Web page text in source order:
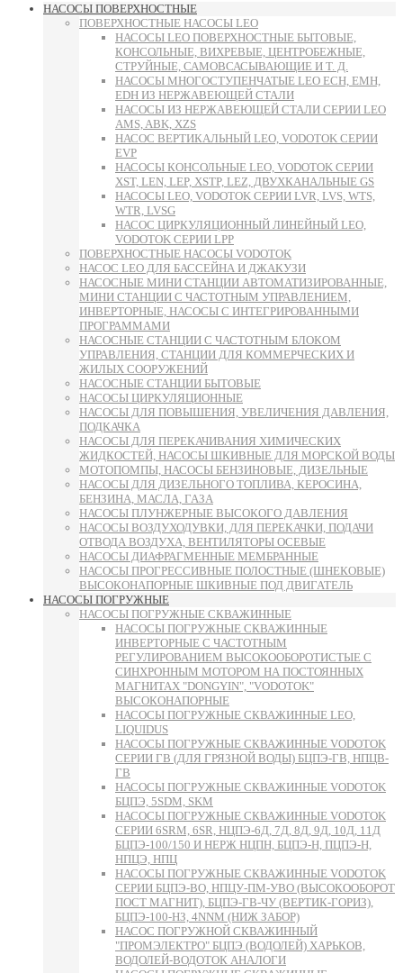
НАСОСЫ ПОВЕРХНОСТНЫЕ
ПОВЕРХНОСТНЫЕ НАСОСЫ LEO
НАСОСЫ LEO ПОВЕРХНОСТНЫЕ БЫТОВЫЕ,
КОНСОЛЬНЫЕ, ВИХРЕВЫЕ, ЦЕНТРОБЕЖНЫЕ,
СТРУЙНЫЕ, САМОВСАСЫВАЮЩИЕ И Т. Д.
НАСОСЫ МНОГОСТУПЕНЧАТЫЕ LEO ECH, EMH,
EDH ИЗ НЕРЖАВЕЮЩЕЙ СТАЛИ
НАСОСЫ ИЗ НЕРЖАВЕЮЩЕЙ СТАЛИ СЕРИИ LEO
AMS, ABK, XZS
НАСОС ВЕРТИКАЛЬНЫЙ LEO, VODOTOK СЕРИИ
EVP
НАСОСЫ КОНСОЛЬНЫЕ LEO, VODOTOK СЕРИИ
XST, LEN, LEP, XSTP, LEZ, ДВУХКАНАЛЬНЫЕ GS
НАСОСЫ LEO, VODOTOK СЕРИИ LVR, LVS, WTS,
WTR, LVSG
НАСОС ЦИРКУЛЯЦИОННЫЙ ЛИНЕЙНЫЙ LEO,
VODOTOK СЕРИИ LPP
ПОВЕРХНОСТНЫЕ НАСОСЫ VODOTOK
НАСОС LEO ДЛЯ БАССЕЙНА И ДЖАКУЗИ
НАСОСНЫЕ МИНИ СТАНЦИИ АВТОМАТИЗИРОВАННЫЕ,
МИНИ СТАНЦИИ С ЧАСТОТНЫМ УПРАВЛЕНИЕМ,
ИНВЕРТОРНЫЕ, НАСОСЫ С ИНТЕГРИРОВАННЫМИ
ПРОГРАММАМИ
НАСОСНЫЕ СТАНЦИИ С ЧАСТОТНЫМ БЛОКОМ
УПРАВЛЕНИЯ, СТАНЦИИ ДЛЯ КОММЕРЧЕСКИХ И
ЖИЛЫХ СООРУЖЕНИЙ
НАСОСНЫЕ СТАНЦИИ БЫТОВЫЕ
НАСОСЫ ЦИРКУЛЯЦИОННЫЕ
НАСОСЫ ДЛЯ ПОВЫШЕНИЯ, УВЕЛИЧЕНИЯ ДАВЛЕНИЯ,
ПОДКАЧКА
НАСОСЫ ДЛЯ ПЕРЕКАЧИВАНИЯ ХИМИЧЕСКИХ
ЖИДКОСТЕЙ, НАСОСЫ ШКИВНЫЕ ДЛЯ МОРСКОЙ ВОДЫ
МОТОПОМПЫ, НАСОСЫ БЕНЗИНОВЫЕ, ДИЗЕЛЬНЫЕ
НАСОСЫ ДЛЯ ДИЗЕЛЬНОГО ТОПЛИВА, КЕРОСИНА,
БЕНЗИНА, МАСЛА, ГАЗА
НАСОСЫ ПЛУНЖЕРНЫЕ ВЫСОКОГО ДАВЛЕНИЯ
НАСОСЫ ВОЗДУХОДУВКИ, ДЛЯ ПЕРЕКАЧКИ, ПОДАЧИ
ОТВОДА ВОЗДУХА, ВЕНТИЛЯТОРЫ ОСЕВЫЕ
НАСОСЫ ДИАФРАГМЕННЫЕ МЕМБРАННЫЕ
НАСОСЫ ПРОГРЕССИВНЫЕ ПОЛОСТНЫЕ (ШНЕКОВЫЕ)
ВЫСОКОНАПОРНЫЕ ШКИВНЫЕ ПОД ДВИГАТЕЛЬ
НАСОСЫ ПОГРУЖНЫЕ
НАСОСЫ ПОГРУЖНЫЕ СКВАЖИННЫЕ
НАСОСЫ ПОГРУЖНЫЕ СКВАЖИННЫЕ
ИНВЕРТОРНЫЕ С ЧАСТОТНЫМ
РЕГУЛИРОВАНИЕМ ВЫСОКООБОРОТИСТЫЕ С
СИНХРОННЫМ МОТОРОМ НА ПОСТОЯННЫХ
МАГНИТАХ "DONGYIN", "VODOTOK"
ВЫСОКОНАПОРНЫЕ
НАСОСЫ ПОГРУЖНЫЕ СКВАЖИННЫЕ LEO,
LIQUIDUS
НАСОСЫ ПОГРУЖНЫЕ СКВАЖИННЫЕ VODOTOK
СЕРИИ ГВ (ДЛЯ ГРЯЗНОЙ ВОДЫ) БЦПЭ-ГВ, НПЦВ-
ГВ
НАСОСЫ ПОГРУЖНЫЕ СКВАЖИННЫЕ VODOTOK
БЦПЭ, 5SDM, SKM
НАСОСЫ ПОГРУЖНЫЕ СКВАЖИННЫЕ VODOTOK
СЕРИИ 6SRM, 6SR, НЦПЭ-6Д, 7Д, 8Д, 9Д, 10Д, 11Д
БЦПЭ-100/150 И НЕРЖ НЦПН, БЦПЭ-Н, ПЦПЭ-Н,
НПЦЭ, НПЦ
НАСОСЫ ПОГРУЖНЫЕ СКВАЖИННЫЕ VODOTOK
СЕРИИ БЦПЭ-ВО, НПЦУ-ПМ-УВО (ВЫСОКООБОРОТ
ПОСТ МАГНИТ), БЦПЭ-ГВ-ЧУ (ВЕРТИК-ГОРИЗ),
БЦПЭ-100-НЗ, 4NNM (НИЖ ЗАБОР)
НАСОС ПОГРУЖНОЙ СКВАЖИННЫЙ
"ПРОМЭЛЕКТРО" БЦПЭ (ВОДОЛЕЙ) ХАРЬКОВ,
ВОДОЛЕЙ-ВОДОТОК АНАЛОГИ